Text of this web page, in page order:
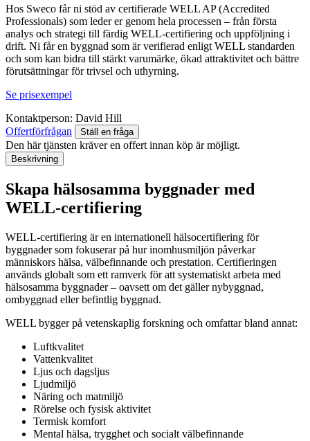
Hos Sweco får ni stöd av certifierade WELL AP (Accredited
Professionals) som leder er genom hela processen – från första
analys och strategi till färdig WELL‑certifiering och uppföljning i
drift. Ni får en byggnad som är verifierad enligt WELL standarden
och som kan bidra till stärkt varumärke, ökad attraktivitet och bättre
förutsättningar för trivsel och uthyrning.
Se prisexempel
Kontaktperson: David Hill
Offertförfrågan
Ställ en fråga
Den här tjänsten kräver en offert innan köp är möjligt.
Beskrivning
Skapa hälsosamma byggnader med
WELL‑certifiering
WELL‑certifiering är en internationell hälsocertifiering för
byggnader som fokuserar på hur inomhusmiljön påverkar
människors hälsa, välbefinnande och prestation. Certifieringen
används globalt som ett ramverk för att systematiskt arbeta med
hälsosamma byggnader – oavsett om det gäller nybyggnad,
ombyggnad eller befintlig byggnad.
WELL bygger på vetenskaplig forskning och omfattar bland annat:
Luftkvalitet
Vattenkvalitet
Ljus och dagsljus
Ljudmiljö
Näring och matmiljö
Rörelse och fysisk aktivitet
Termisk komfort
Mental hälsa, trygghet och socialt välbefinnande